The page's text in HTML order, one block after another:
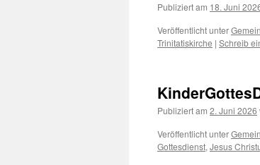
Publiziert am 18. Juni
Veröffentlicht unter
Trinitatiskirche | Schreib
Publiziert am 2. Juni 2026
Veröffentlicht unter
Gottesdienst, Jesus